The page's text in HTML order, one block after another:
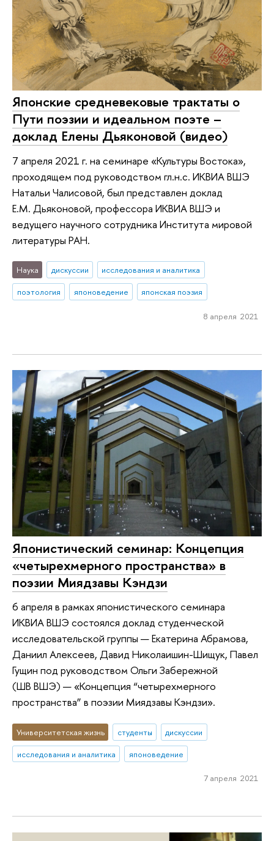
Японские средневековые трактаты о
Пути поэзии и идеальном поэте –
доклад Елены Дьяконовой (видео)
7 апреля 2021 г. на семинаре «Культуры Востока»,
проходящем под руководством гл.н.с. ИКВИА ВШЭ
Натальи Чалисовой, был представлен доклад
Е.М. Дьяконовой, профессора ИКВИА ВШЭ и
ведущего научного сотрудника Института мировой
литературы РАН.
Наука дискуссии
исследования и аналитика
поэтология
японоведение японская поэзия
8 апреля 2021
Японистический семинар: Концепция
«четырехмерного пространства» в
поэзии Миядзавы Кэндзи
6 апреля в рамках японистического семинара
ИКВИА ВШЭ состоялся доклад студенческой
исследовательской группы — Екатерина Абрамова,
Даниил Алексеев, Давид Николаишин-Шищук, Павел
Гущин под руководством Ольги Забережной
(ШВ ВШЭ) — «Концепция “четырехмерного
пространства” в поэзии Миядзавы Кэндзи».
Университетская жизнь студенты
дискуссии
исследования и аналитика
японоведение
7 апреля 2021